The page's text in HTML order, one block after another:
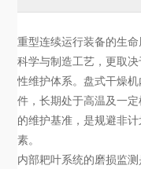
重型连续运行装备的生
科学与制造工艺，更取
性维护体系。盘式干燥
件，长期处于高温及一
的维护基准，是规避非
素。
内部耙叶系统的磨损监